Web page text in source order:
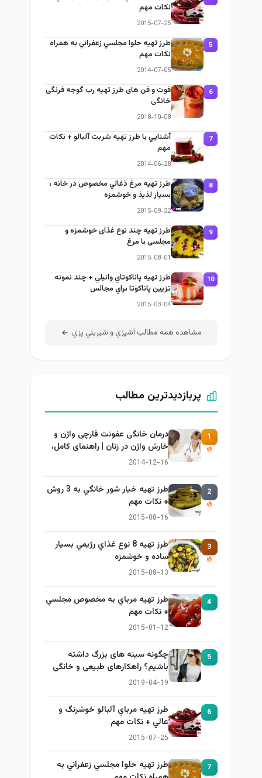
نكات مهم
2015-07-25
5
طرز تهيه حلوا مجلسي زعفراني به همراه
نكات مهم
2014-07-05
6
فوت و فن های طرز تهیه رب گوجه فرنگی
خانگی
2018-10-08
7
آشنايي با طرز تهيه شربت آلبالو + نكات
مهم
2014-06-28
8
طرز تهيه مرغ ذغالي مخصوص در خانه ،
بسيار لذيذ و خوشمزه
2015-09-22
9
طرز تهيه چند نوع غذای خوشمزه و
مجلسی با مرغ
2015-08-01
10
طرز تهيه پاناكوتاي وانيلي + چند نمونه
تزيين پاناكوتا براي مجالس
2015-03-04
مشاهده همه مطالب آشپزي و شيريني پزي
پربازدیدترین مطالب
1
درمان خانگی عفونت قارچی واژن و
خارش واژن در زنان | راهنمای کامل،
ایمن و کاربردی
2014-12-16
2
طرز تهيه خیار شور خانگي به 3 روش
+ نكات مهم
2015-08-16
3
طرز تهيه 8 نوع غذاي رژيمي بسيار
ساده و خوشمزه
2015-08-13
4
طرز تهيه مرباي به مخصوص مجلسي
+ نكات مهم
2015-01-12
5
چگونه سینه های بزرگ داشته
باشیم؟ راهکارهای طبیعی و خانگی
برای بزرگ کردن سینه
2019-04-19
6
طرز تهيه مرباي آلبالو خوشرنگ و
عالي + نكات مهم
2015-07-25
7
طرز تهيه حلوا مجلسي زعفراني به